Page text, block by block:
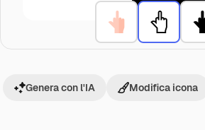
Genera con l'IA Modifica icona